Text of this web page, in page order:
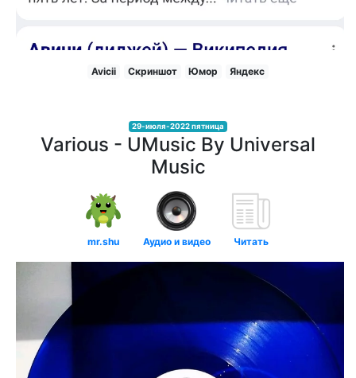
Avicii Скриншот Юмор Яндекс
29-июля-2022 пятница
Various - UMusic By Universal
Music
mr.shu Аудио и видео Читать